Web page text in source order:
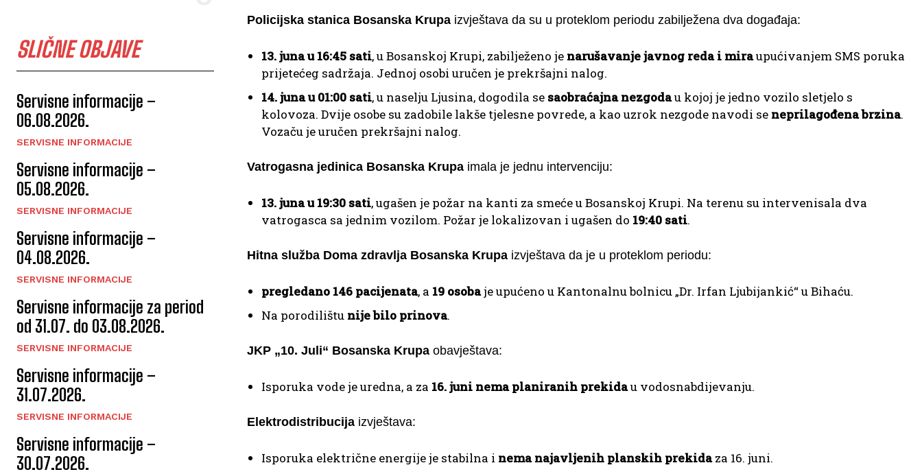
SLIČNE OBJAVE
Servisne informacije –
06.08.2026.
SERVISNE INFORMACIJE
Servisne informacije –
05.08.2026.
SERVISNE INFORMACIJE
Servisne informacije –
04.08.2026.
SERVISNE INFORMACIJE
Servisne informacije za period
od 31.07. do 03.08.2026.
SERVISNE INFORMACIJE
Servisne informacije –
31.07.2026.
SERVISNE INFORMACIJE
Servisne informacije –
30.07.2026.
Policijska stanica Bosanska Krupa izvještava da su u proteklom periodu zabilježena dva događaja:
13. juna u 16:45 sati, u Bosanskoj Krupi, zabilježeno je narušavanje javnog reda i miraupućivanjem SMS poruka
prijetećeg sadržaja. Jednoj osobi uručen je prekršajni nalog.
14. juna u 01:00 sati, u naselju Ljusina, dogodila se saobraćajna nezgodau kojoj je jedno vozilo sletjelo s
kolovoza. Dvije osobe su zadobile lakše tjelesne povrede, a kao uzrok nezgode navodi se neprilagođena brzina.
Vozaču je uručen prekršajni nalog.
Vatrogasna jedinica Bosanska Krupa imala je jednu intervenciju:
13. juna u 19:30 sati, ugašen je požar na kanti za smeće u Bosanskoj Krupi. Na terenu su intervenisala dva
vatrogasca sa jednim vozilom. Požar je lokalizovan i ugašen do 19:40 sati.
Hitna služba Doma zdravlja Bosanska Krupa izvještava da je u proteklom periodu:
pregledano 146 pacijenata, a 19 osobaje upućeno u Kantonalnu bolnicu „Dr. Irfan Ljubijankić“ u Bihaću.
Na porodilištu nije bilo prinova.
JKP „10. Juli“ Bosanska Krupa obavještava:
Isporuka vode je uredna, a za 16. juni nema planiranih prekidau vodosnabdijevanju.
Elektrodistribucija izvještava:
Isporuka električne energije je stabilna i nema najavljenih planskih prekidaza 16. juni.